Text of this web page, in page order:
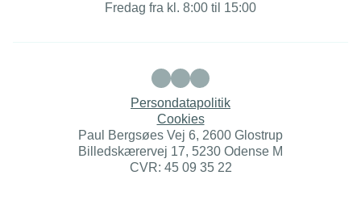
Fredag fra kl. 8:00 til 15:00
Persondatapolitik
Cookies
Paul Bergsøes Vej 6, 2600 Glostrup
Billedskærervej 17, 5230 Odense M
CVR: 45 09 35 22